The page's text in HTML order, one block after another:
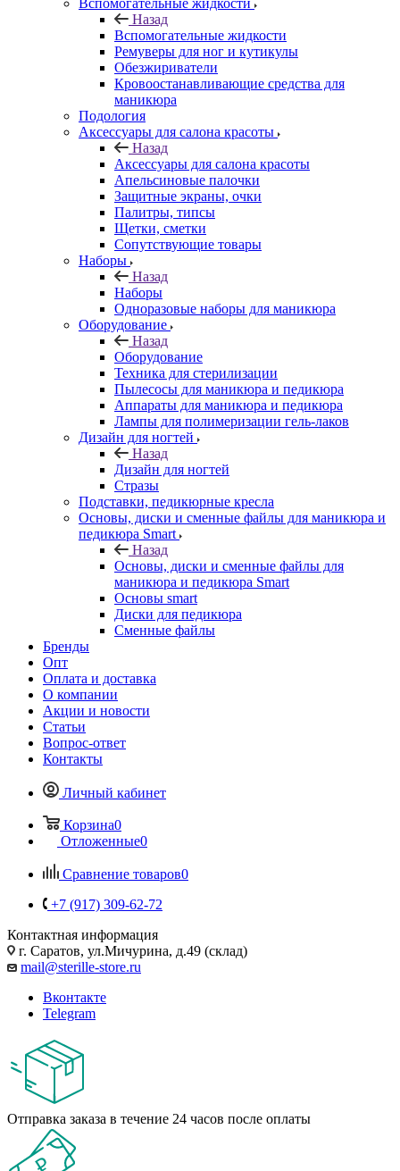
Вспомогательные жидкости
Назад
Вспомогательные жидкости
Ремуверы для ног и кутикулы
Обезжириватели
Кровоостанавливающие средства для
маникюра
Подология
Аксессуары для салона красоты
Назад
Аксессуары для салона красоты
Апельсиновые палочки
Защитные экраны, очки
Палитры, типсы
Щетки, сметки
Сопутствующие товары
Наборы
Назад
Наборы
Одноразовые наборы для маникюра
Оборудование
Назад
Оборудование
Техника для стерилизации
Пылесосы для маникюра и педикюра
Аппараты для маникюра и педикюра
Лампы для полимеризации гель-лаков
Дизайн для ногтей
Назад
Дизайн для ногтей
Стразы
Подставки, педикюрные кресла
Основы, диски и сменные файлы для маникюра и
педикюра Smart
Назад
Основы, диски и сменные файлы для
маникюра и педикюра Smart
Основы smart
Диски для педикюра
Сменные файлы
Бренды
Опт
Оплата и доставка
О компании
Акции и новости
Статьи
Вопрос-ответ
Контакты
Личный кабинет
Корзина0
Отложенные0
Сравнение товаров0
+7 (917) 309-62-72
Контактная информация
г. Саратов, ул.Мичурина, д.49 (склад)
mail@sterille-store.ru
Вконтакте
Telegram
Отправка заказа в течение 24 часов после оплаты